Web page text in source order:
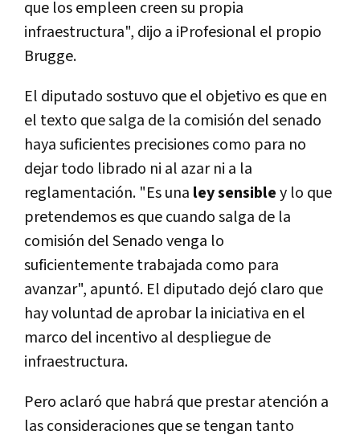
que los empleen creen su propia
infraestructura", dijo a iProfesional el propio
Brugge.
El diputado sostuvo que el objetivo es que en
el texto que salga de la comisión del senado
haya suficientes precisiones como para no
dejar todo librado ni al azar ni a la
reglamentación. "Es una ley sensibley lo que
pretendemos es que cuando salga de la
comisión del Senado venga lo
suficientemente trabajada como para
avanzar", apuntó. El diputado dejó claro que
hay voluntad de aprobar la iniciativa en el
marco del incentivo al despliegue de
infraestructura.
Pero aclaró que habrá que prestar atención a
las consideraciones que se tengan tanto